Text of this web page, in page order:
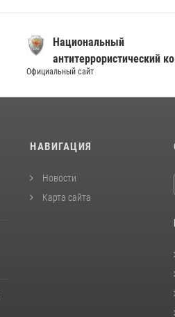
Национальный
антитеррористический
Официальный сайт
НАВИГАЦИЯ
Новости
Карта сайта